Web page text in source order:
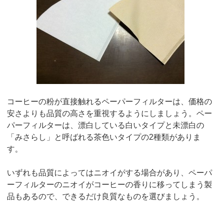
コーヒーの粉が直接触れるペーパーフィルターは、価格の
安さよりも品質の高さを重視するようにしましょう。ペー
パーフィルターは、漂白している白いタイプと未漂白の
「みさらし」と呼ばれる茶色いタイプの2種類がありま
す。
いずれも品質によってはニオイがする場合があり、ペーパ
ーフィルターのニオイがコーヒーの香りに移ってしまう製
品もあるので、できるだけ良質なものを選びましょう。